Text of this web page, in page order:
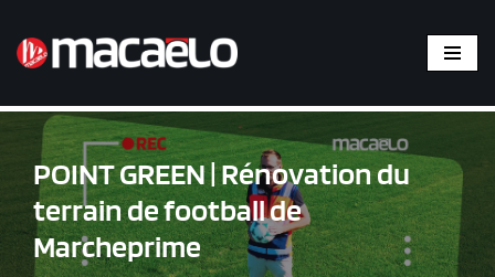
Aller
au
contenu
POINT GREEN | Rénovation du
terrain de football de
Marcheprime